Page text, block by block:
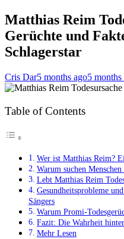
Matthias Reim
Gerüchte und
Schlagerstar
Cris Dar5 months ago5 months
Table of Contents
Wer ist Matthias Reim?
Warum suchen
Lebt Matthias Reim
Gesundheitsprobleme
Sängers
Warum Promi-
Fazit: Die Wahrheit
Mehr Lesen